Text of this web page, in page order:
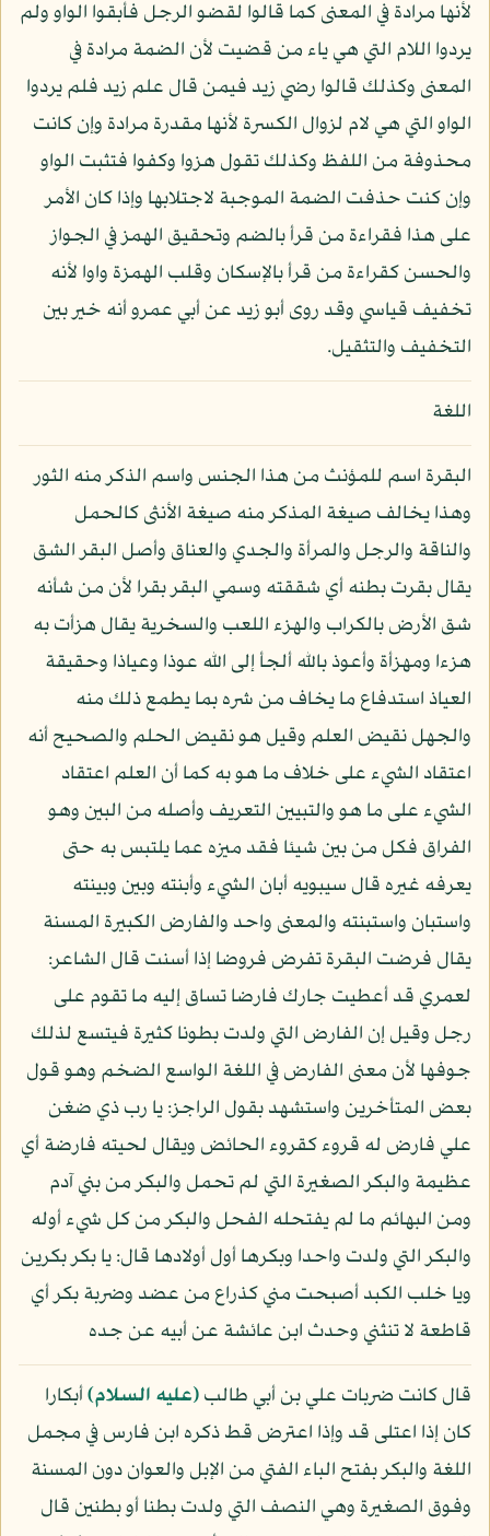
لأنها مرادة في المعنى كما قالوا لقضو الرجل فأبقوا الواو ولم
يردوا اللام التي هي ياء من قضيت لأن الضمة مرادة في
المعنى وكذلك قالوا رضي زيد فيمن قال علم زيد فلم يردوا
الواو التي هي لام لزوال الكسرة لأنها مقدرة مرادة وإن كانت
محذوفة من اللفظ وكذلك تقول هزوا وكفوا فتثبت الواو
وإن كنت حذفت الضمة الموجبة لاجتلابها وإذا كان الأمر
على هذا فقراءة من قرأ بالضم وتحقيق الهمز في الجواز
والحسن كقراءة من قرأ بالإسكان وقلب الهمزة واوا لأنه
تخفيف قياسي وقد روى أبو زيد عن أبي عمرو أنه خير بين
التخفيف والتثقيل.
اللغة
البقرة اسم للمؤنث من هذا الجنس واسم الذكر منه الثور
وهذا يخالف صيغة المذكر منه صيغة الأنثى كالحمل
والناقة والرجل والمرأة والجدي والعناق وأصل البقر الشق
يقال بقرت بطنه أي شققته وسمي البقر بقرا لأن من شأنه
شق الأرض بالكراب والهزء اللعب والسخرية يقال هزأت به
هزءا ومهزأة وأعوذ بالله ألجأ إلى الله عوذا وعياذا وحقيقة
العياذ استدفاع ما يخاف من شره بما يطمع ذلك منه
والجهل نقيض العلم وقيل هو نقيض الحلم والصحيح أنه
اعتقاد الشيء على خلاف ما هو به كما أن العلم اعتقاد
الشيء على ما هو والتبيين التعريف وأصله من البين وهو
الفراق فكل من بين شيئا فقد ميزه عما يلتبس به حتى
يعرفه غيره قال سيبويه أبان الشيء وأبنته وبين وبينته
واستبان واستبنته والمعنى واحد والفارض الكبيرة المسنة
يقال فرضت البقرة تفرض فروضا إذا أسنت قال الشاعر:
لعمري قد أعطيت جارك فارضا تساق إليه ما تقوم على
رجل وقيل إن الفارض التي ولدت بطونا كثيرة فيتسع لذلك
جوفها لأن معنى الفارض في اللغة الواسع الضخم وهو قول
بعض المتأخرين واستشهد بقول الراجز: يا رب ذي ضغن
علي فارض له قروء كقروء الحائض ويقال لحيته فارضة أي
عظيمة والبكر الصغيرة التي لم تحمل والبكر من بني آدم
ومن البهائم ما لم يفتحله الفحل والبكر من كل شيء أوله
والبكر التي ولدت واحدا وبكرها أول أولادها قال: يا بكر بكرين
ويا خلب الكبد أصبحت مني كذراع من عضد وضربة بكر أي
قاطعة لا تنثني وحدث ابن عائشة عن أبيه عن جده
قال كانت ضربات علي بن أبي طالب(عليه السلام)أبكارا
كان إذا اعتلى قد وإذا اعترض قط ذكره ابن فارس في مجمل
اللغة والبكر بفتح الباء الفتي من الإبل والعوان دون المسنة
وفوق الصغيرة وهي النصف التي ولدت بطنا أو بطنين قال